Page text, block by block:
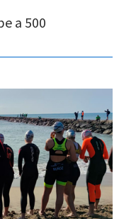
a 500